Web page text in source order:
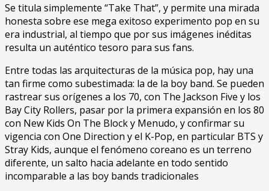
Se titula simplemente “Take That”, y permite una mirada
honesta sobre ese mega exitoso experimento pop en su
era industrial, al tiempo que por sus imágenes inéditas
resulta un auténtico tesoro para sus fans.
Entre todas las arquitecturas de la música pop, hay una
tan firme como subestimada: la de la boy band. Se pueden
rastrear sus orígenes a los 70, con The Jackson Five y los
Bay City Rollers, pasar por la primera expansión en los 80
con New Kids On The Block y Menudo, y confirmar su
vigencia con One Direction y el K-Pop, en particular BTS y
Stray Kids, aunque el fenómeno coreano es un terreno
diferente, un salto hacia adelante en todo sentido
incomparable a las boy bands tradicionales